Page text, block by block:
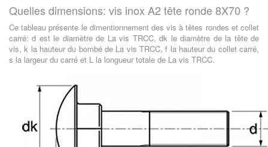
Quelles dimensions: vis inox A2 tête ronde 8X70 ?
Ce tableau présente le dimentionnement des vis à têtes rondes et collet
carré: d est le diamètre de La vis TRCC, dk le diamètre de la tête de
vis, k la hauteur du bombé de La vis TRCC, f la hauteur du collet carré,
s la largeur du carré et L la longueur totale de La vis TRCC.